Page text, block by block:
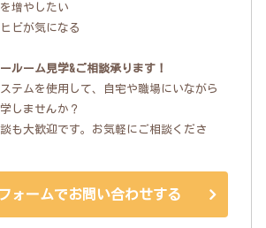
増やしたい
ビが気になる
ルーム見学&ご相談承ります！
ステムを使用して、自宅や職場にいながら
しませんか？
も大歓迎です。お気軽にご相談くださ
ォームでお問い合わせする